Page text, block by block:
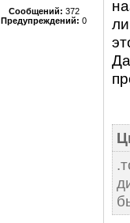
Сообщений: 372
Предупреждений: 0